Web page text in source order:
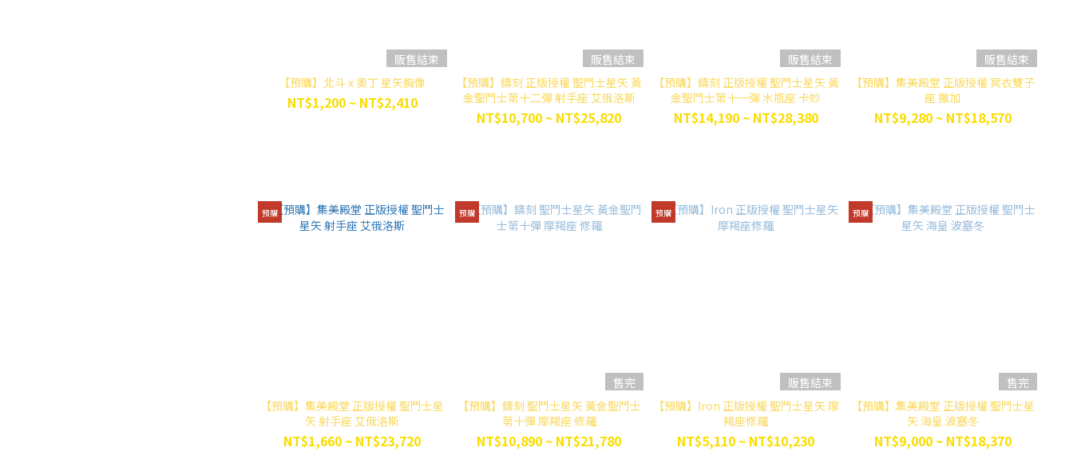
販售結束
【預購】北斗 x 奧丁 星矢胸像
NT$1,200 ~ NT$2,410
販售結束
【預購】鑄刻 正版授權 聖鬥士星矢 黃
金聖鬥士第十二彈 射手座 艾俄洛斯
NT$10,700 ~ NT$25,820
販售結束
【預購】鑄刻 正版授權 聖鬥士星矢 黃
金聖鬥士第十一彈 水瓶座 卡妙
NT$14,190 ~ NT$28,380
販售結束
【預購】集美殿堂 正版授權 冥衣雙子
座 撒加
NT$9,280 ~ NT$18,570
預購
【預購】集美殿堂 正版授權 聖鬥士星
矢 射手座 艾俄洛斯
NT$1,660 ~ NT$23,720
預購
售完
【預購】鑄刻 聖鬥士星矢 黃金聖鬥士
第十彈 摩羯座 修羅
NT$10,890 ~ NT$21,780
預購
販售結束
【預購】Iron 正版授權 聖鬥士星矢 摩
羯座修羅
NT$5,110 ~ NT$10,230
預購
售完
【預購】集美殿堂 正版授權 聖鬥士星
矢 海皇 波塞冬
NT$9,000 ~ NT$18,370